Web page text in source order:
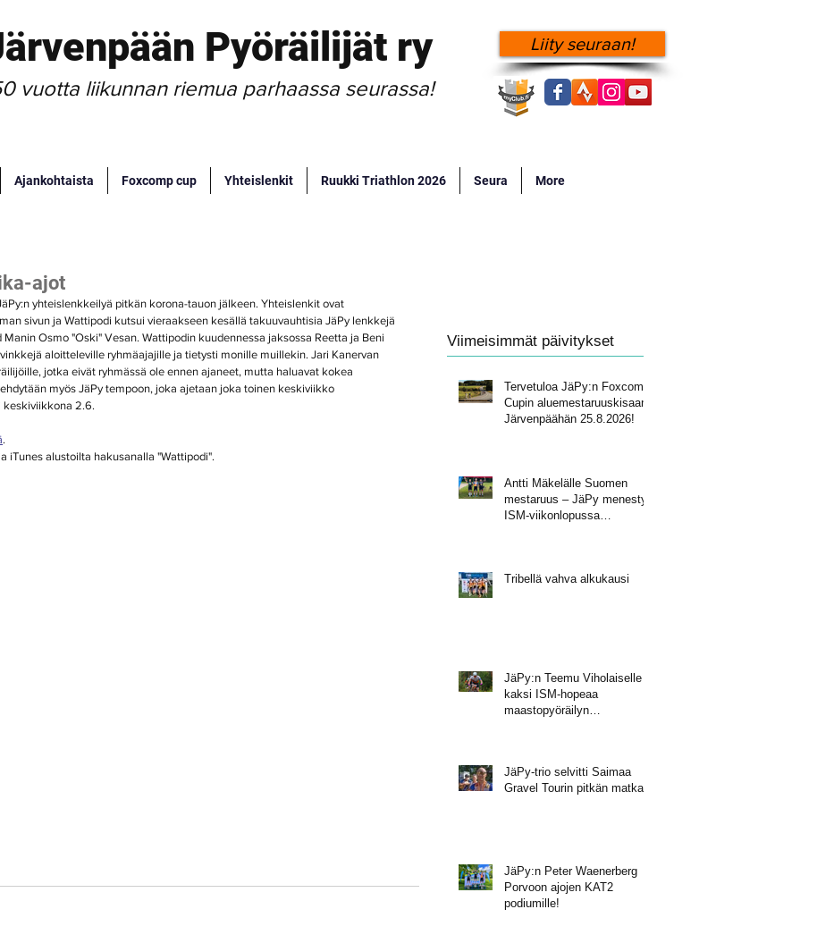
Pyöräilijät ry
vuotta liikunnan riemua parhaassa seurassa!
Liity seuraan!
Ajankohtaista Foxcomp cup Yhteislenkit Ruukki Triathlon 2026 Seura More
ajot
yhteislenkkeilyä pitkän korona-tauon jälkeen. Yhteislenkit ovat
sivun ja Wattipodi kutsui vieraakseen kesällä takuuvauhtisia JäPy lenkkejä
Manin Osmo "Oski" Vesan. Wattipodin kuudennessa jaksossa Reetta ja Beni
aloitteleville ryhmäajajille ja tietysti monille muillekin. Jari Kanervan
jotka eivät ryhmässä ole ennen ajaneet, mutta haluavat kokea
myös JäPy tempoon, joka ajetaan joka toinen keskiviikko
keskiviikkona 2.6.
.
iTunes alustoilta hakusanalla "Wattipodi".
Viimeisimmät päivitykset
Tervetuloa JäPy:n Foxcomp
Cupin aluemestaruuskisaan
Järvenpäähän 25.8.2026!
Antti Mäkelälle Suomen
mestaruus – JäPy menestyi
ISM-viikonlopussa
Tribellä vahva alkukausi
JäPy:n Teemu Viholaiselle
kaksi ISM-hopeaa
maastopyöräilyn
JäPy-trio selvitti Saimaa
Gravel Tourin pitkän matkan
JäPy:n Peter Waenerberg
Porvoon ajojen KAT2
podiumille!